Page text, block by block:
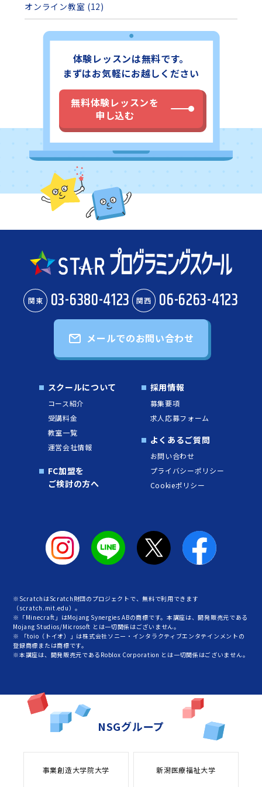
オンライン教室 (12)
体験レッスンは無料です。
まずはお気軽にお越しください
無料体験レッスンを
申し込む
関東 03-6380-4123 関西 06-6263-4123
メールでのお問い合わせ
スクールについて
コース紹介
受講料金
教室一覧
運営会社情報
FC加盟を
ご検討の方へ
採用情報
募集要項
求人応募フォーム
よくあるご質問
お問い合わせ
プライバシーポリシー
Cookieポリシー
※ScratchはScratch財団のプロジェクトで、無料で利用できます
（scratch.mit.edu）。
※「Minecraft」はMojang Synergies ABの商標です。本講座は、開発販売元である
Mojang Studios/Microsoft とは一切関係はございません。
※ 「toio（トイオ）」は株式会社ソニー・インタラクティブエンタテインメントの
登録商標または商標です。
※本講座は、開発販売元であるRoblox Corporation とは一切関係はございません。
NSGグループ
事業創造大学院大学 新潟医療福祉大学